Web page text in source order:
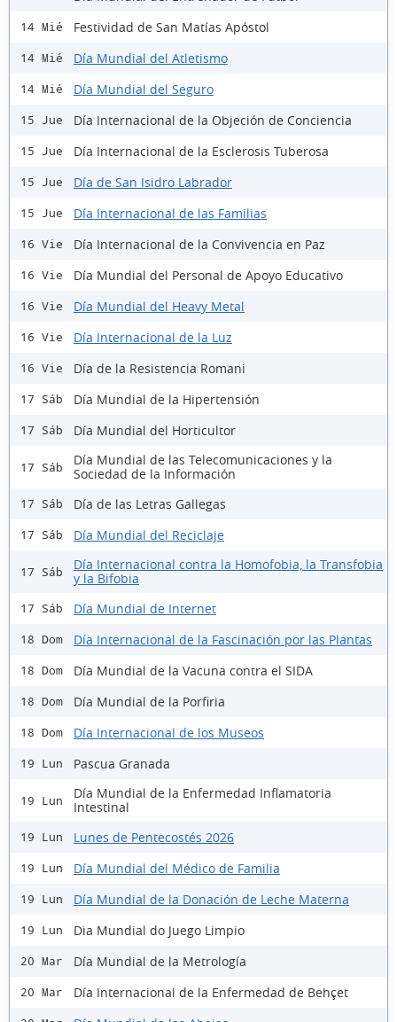
14 Mié Festividad de San Matías Apóstol
14 Mié Día Mundial del Atletismo
14 Mié Día Mundial del Seguro
15 Jue Día Internacional de la Objeción de Conciencia
15 Jue Día Internacional de la Esclerosis Tuberosa
15 Jue Día de San Isidro Labrador
15 Jue Día Internacional de las Familias
16 Vie Día Internacional de la Convivencia en Paz
16 Vie Día Mundial del Personal de Apoyo Educativo
16 Vie Día Mundial del Heavy Metal
16 Vie Día Internacional de la Luz
16 Vie Día de la Resistencia Romani
17 Sáb Día Mundial de la Hipertensión
17 Sáb Día Mundial del Horticultor
17 Sáb
Día Mundial de las Telecomunicaciones y la
Sociedad de la Información
17 Sáb Día de las Letras Gallegas
17 Sáb Día Mundial del Reciclaje
17 Sáb
Día Internacional contra la Homofobia, la Transfobia
y la Bifobia
17 Sáb Día Mundial de Internet
18 Dom Día Internacional de la Fascinación por las Plantas
18 Dom Día Mundial de la Vacuna contra el SIDA
18 Dom Día Mundial de la Porfiria
18 Dom Día Internacional de los Museos
19 Lun Pascua Granada
19 Lun
Día Mundial de la Enfermedad Inflamatoria
Intestinal
19 Lun Lunes de Pentecostés 2026
19 Lun Día Mundial del Médico de Familia
19 Lun Día Mundial de la Donación de Leche Materna
19 Lun Dia Mundial do Juego Limpio
20 Mar Día Mundial de la Metrología
20 Mar Día Internacional de la Enfermedad de Behçet